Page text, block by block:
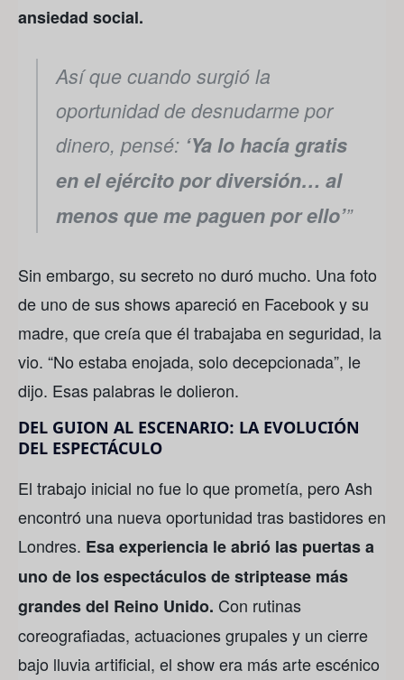
ansiedad social.
Así que cuando surgió la
oportunidad de desnudarme por
dinero, pensé: ‘Ya lo hacía gratis
en el ejército por diversión… al
menos que me paguen por ello’”
Sin embargo, su secreto no duró mucho. Una foto
de uno de sus shows apareció en Facebook y su
madre, que creía que él trabajaba en seguridad, la
vio. “No estaba enojada, solo decepcionada”, le
dijo. Esas palabras le dolieron.
DEL GUION AL ESCENARIO: LA EVOLUCIÓN
DEL ESPECTÁCULO
El trabajo inicial no fue lo que prometía, pero Ash
encontró una nueva oportunidad tras bastidores en
Londres. Esa experiencia le abrió las puertas a
uno de los espectáculos de striptease más
grandes del Reino Unido. Con rutinas
coreografiadas, actuaciones grupales y un cierre
bajo lluvia artificial, el show era más arte escénico